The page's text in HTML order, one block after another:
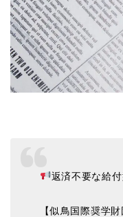
返済不要な給
【似鳥国際奨学